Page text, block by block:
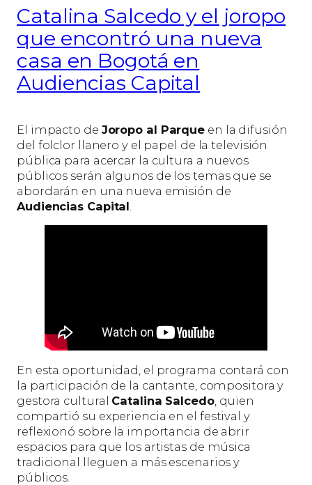
Catalina Salcedo y el joropo
que encontró una nueva
casa en Bogotá en
Audiencias Capital
El impacto de Joropo al Parque en la difusión
del folclor llanero y el papel de la televisión
pública para acercar la cultura a nuevos
públicos serán algunos de los temas que se
abordarán en una nueva emisión de
Audiencias Capital.
En esta oportunidad, el programa contará con
la participación de la cantante, compositora y
gestora cultural Catalina Salcedo, quien
compartió su experiencia en el festival y
reflexionó sobre la importancia de abrir
espacios para que los artistas de música
tradicional lleguen a más escenarios y
públicos.